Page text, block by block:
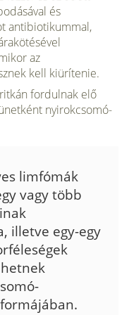
és
antibiotikummal,
az
kell kiürítenie.
fordulnak elő
nyirokcsomó-
limfómák
vagy több
illetve egy-egy